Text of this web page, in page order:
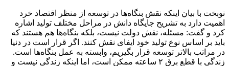
نوبخت با بیان اینکه نقش بنگاه‌ها در توسعه از منظر اقتصاد خرد
اهمیت دارد به تشریح جایگاه دانش در مراحل مختلف تولید اشاره
کرد و گفت: مسئله، نقش دولت نیست، بلکه بنگاه‌ها هم هستند که
باید بر اساس نوع تولید خود ایفای نقش کنند. اگر قرار است در دنیا
در مراتب بالاتر توسعه قرار بگیریم، وابسته به عمل بنگاه‌ها است.
زندگی با قطع برق ۲ ساعته ممکن است، اما اینکه زندگی نیست و